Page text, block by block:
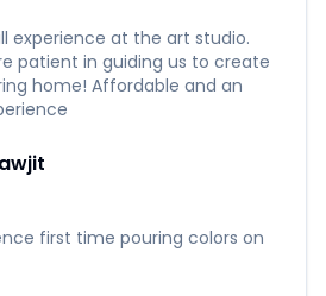
experience at the art studio.
patient in guiding us to create
home! Affordable and an
first time pouring colors on